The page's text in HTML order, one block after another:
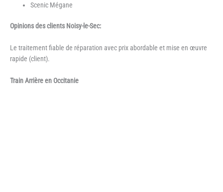
Scenic Mégane
Opinions des clients Noisy-le-Sec:
Le traitement fiable de réparation avec prix abordable et mise en œuvre
rapide (client).
Train Arrière en Occitanie